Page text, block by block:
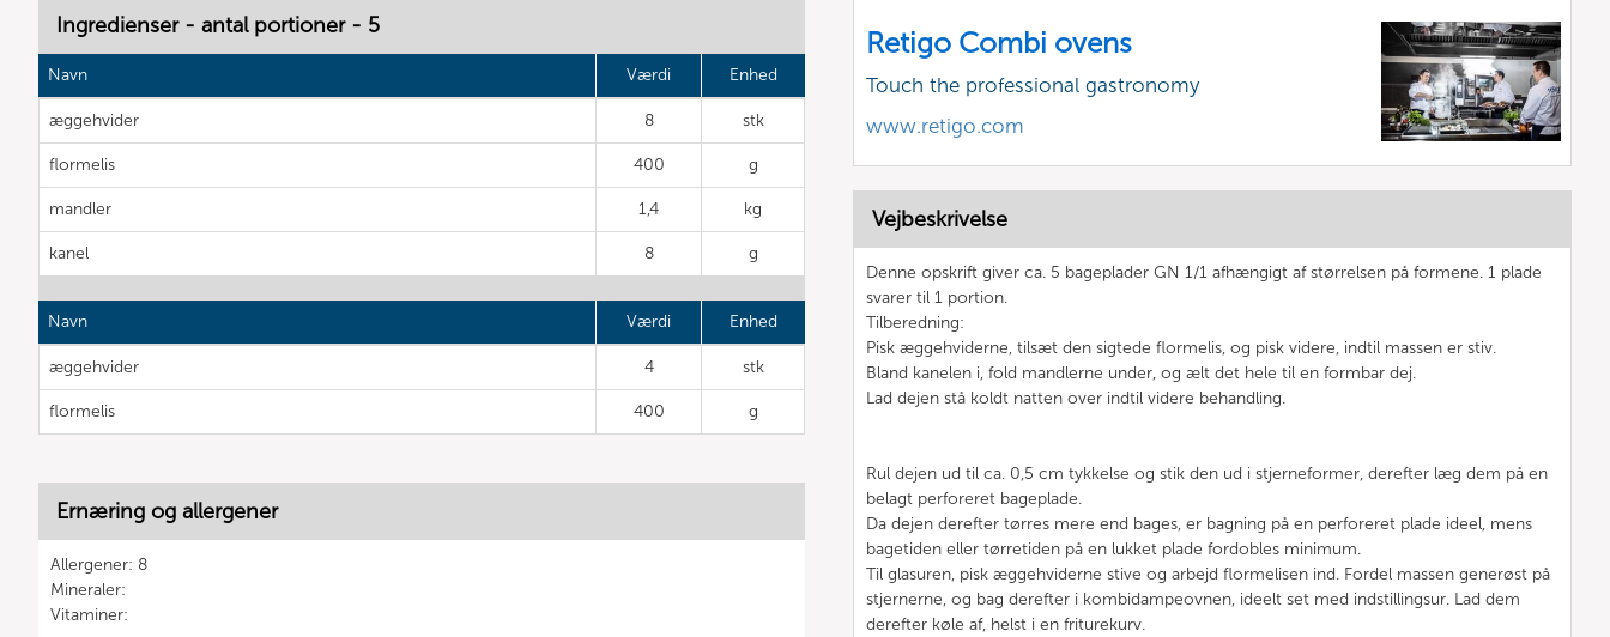
Ingredienser - antal portioner - 5
Navn Værdi Enhed
æggehvider 8 stk
flormelis 400 g
mandler 1,4 kg
kanel 8 g
Navn Værdi Enhed
æggehvider 4 stk
flormelis 400 g
Ernæring og allergener
Allergener: 8
Mineraler:
Vitaminer:
Retigo Combi ovens
Touch the professional gastronomy
www.retigo.com
Vejbeskrivelse
Denne opskrift giver ca. 5 bageplader GN 1/1 afhængigt af størrelsen på formene. 1 plade
svarer til 1 portion.
Tilberedning:
Pisk æggehviderne, tilsæt den sigtede flormelis, og pisk videre, indtil massen er stiv.
Bland kanelen i, fold mandlerne under, og ælt det hele til en formbar dej.
Lad dejen stå koldt natten over indtil videre behandling.
Rul dejen ud til ca. 0,5 cm tykkelse og stik den ud i stjerneformer, derefter læg dem på en
belagt perforeret bageplade.
Da dejen derefter tørres mere end bages, er bagning på en perforeret plade ideel, mens
bagetiden eller tørretiden på en lukket plade fordobles minimum.
Til glasuren, pisk æggehviderne stive og arbejd flormelisen ind. Fordel massen generøst på
stjernerne, og bag derefter i kombidampeovnen, ideelt set med indstillingsur. Lad dem
derefter køle af, helst i en friturekurv.